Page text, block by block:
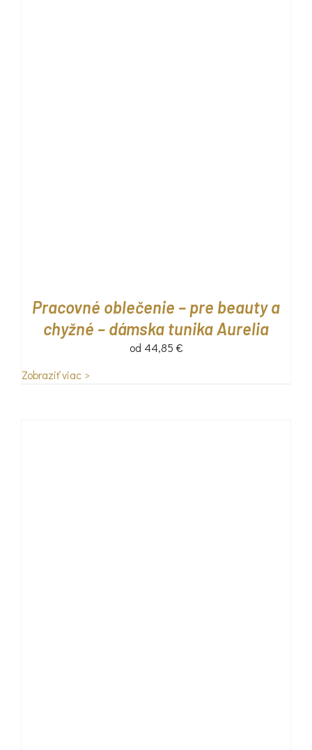
Pracovné oblečenie – pre beauty a
chyžné – dámska tunika Aurelia
od 44,85 €
Zobraziť viac >